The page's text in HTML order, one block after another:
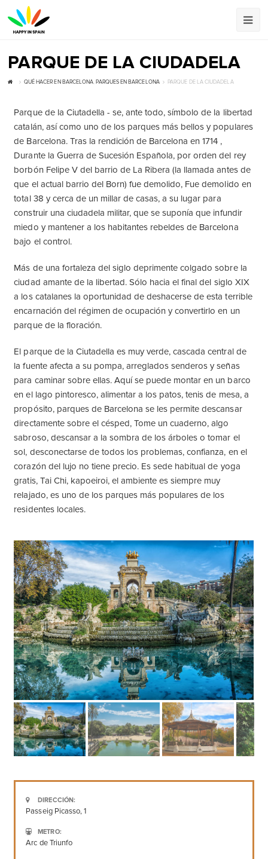
PARQUE DE LA CIUDADELA
QUÉ HACER EN BARCELONA, PARQUES EN BARCELONA PARQUE DE LA CIUDADELA
Parque de la Ciutadella - se, ante todo, símbolo de la libertad
catalán, así como uno de los parques más bellos y populares
de Barcelona. Tras la rendición de Barcelona en 1714 ,
Durante la Guerra de Sucesión Española, por orden del rey
borbón Felipe V del barrio de La Ribera (la llamada antes de
que el actual barrio del Born) fue demolido, Fue demolido en
total 38 y cerca de un millar de casas, a su lugar para
construir una ciudadela militar, que se suponía que infundir
miedo y mantener a los habitantes rebeldes de Barcelona
bajo el control.
Más de una fortaleza del siglo deprimente colgado sobre la
ciudad amante de la libertad. Sólo hacia el final del siglo XIX
a los catalanes la oportunidad de deshacerse de esta terrible
encarnación del régimen de ocupación y convertirlo en un
parque de la floración.
El parque de la Ciutadella es muy verde, cascada central de
la fuente afecta a su pompa, arreglados senderos y señas
para caminar sobre ellas. Aquí se puede montar en un barco
en el lago pintoresco, alimentar a los patos, tenis de mesa, a
propósito, parques de Barcelona se les permite descansar
directamente sobre el césped, Tome un cuaderno, algo
sabroso, descansar a la sombra de los árboles o tomar el
sol, desconectarse de todos los problemas, confianza, en el
corazón del lujo no tiene precio. Es sede habitual de yoga
gratis, Tai Chi, kapoeiroi, el ambiente es siempre muy
relajado, es uno de los parques más populares de los
residentes locales.
DIRECCIÓN:
Passeig Picasso, 1
METRO:
Arс de Triunfo